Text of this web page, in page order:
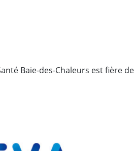
Baie-des-Chaleurs est fière